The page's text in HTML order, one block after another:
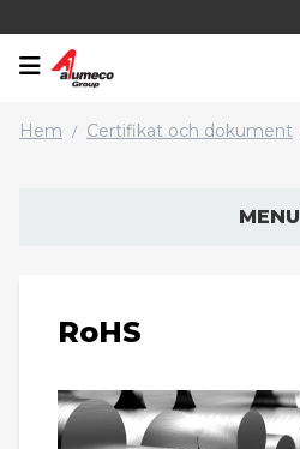
Hem / Certifikat och dokument
MENU
RoHS